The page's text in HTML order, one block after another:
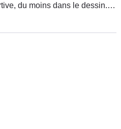
du moins dans le dessin.
mais il plaît.